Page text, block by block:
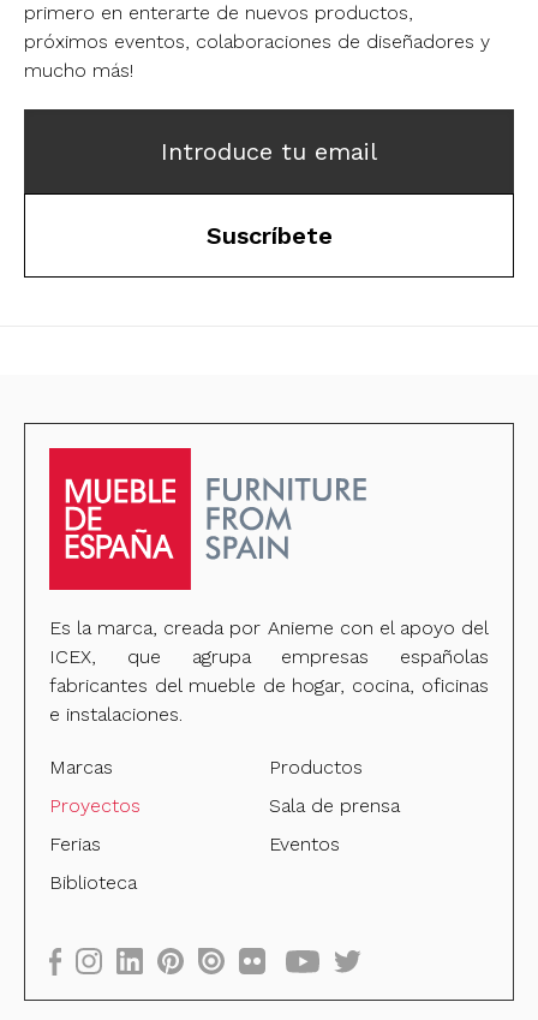
primero en enterarte de nuevos productos,
próximos eventos, colaboraciones de diseñadores y
mucho más!
Introduce tu email
Suscríbete
Es la marca, creada por Anieme con el apoyo del
ICEX, que agrupa empresas españolas
fabricantes del mueble de hogar, cocina, oficinas
e instalaciones.
Marcas
Productos
Proyectos
Sala de prensa
Ferias
Eventos
Biblioteca